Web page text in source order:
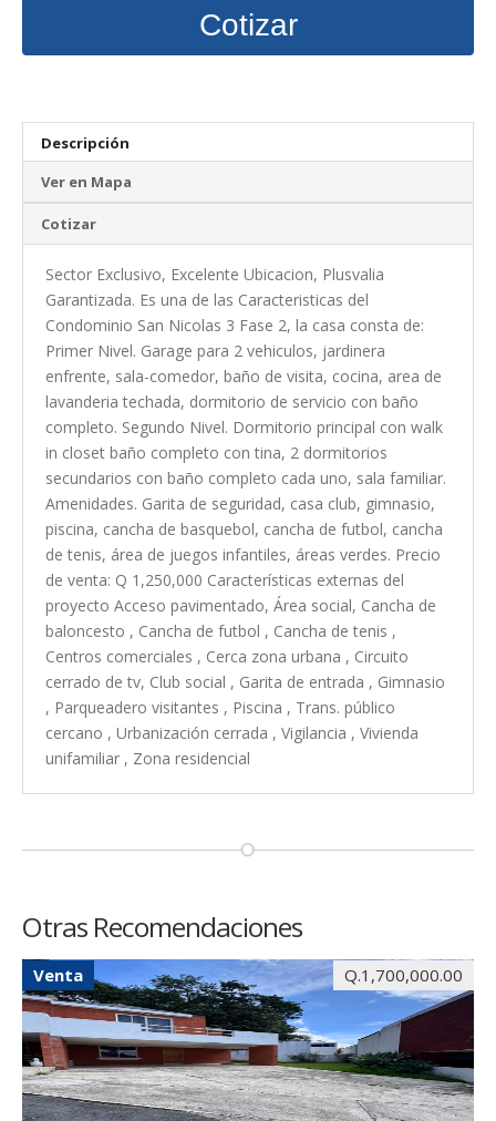
Cotizar
Descripción
Ver en Mapa
Cotizar
Sector Exclusivo, Excelente Ubicacion, Plusvalia
Garantizada. Es una de las Caracteristicas del
Condominio San Nicolas 3 Fase 2, la casa consta de:
Primer Nivel. Garage para 2 vehiculos, jardinera
enfrente, sala-comedor, baño de visita, cocina, area de
lavanderia techada, dormitorio de servicio con baño
completo. Segundo Nivel. Dormitorio principal con walk
in closet baño completo con tina, 2 dormitorios
secundarios con baño completo cada uno, sala familiar.
Amenidades. Garita de seguridad, casa club, gimnasio,
piscina, cancha de basquebol, cancha de futbol, cancha
de tenis, área de juegos infantiles, áreas verdes. Precio
de venta: Q 1,250,000 Características externas del
proyecto Acceso pavimentado, Área social, Cancha de
baloncesto , Cancha de futbol , Cancha de tenis ,
Centros comerciales , Cerca zona urbana , Circuito
cerrado de tv, Club social , Garita de entrada , Gimnasio
, Parqueadero visitantes , Piscina , Trans. público
cercano , Urbanización cerrada , Vigilancia , Vivienda
unifamiliar , Zona residencial
Otras Recomendaciones
Venta Q.1,700,000.00